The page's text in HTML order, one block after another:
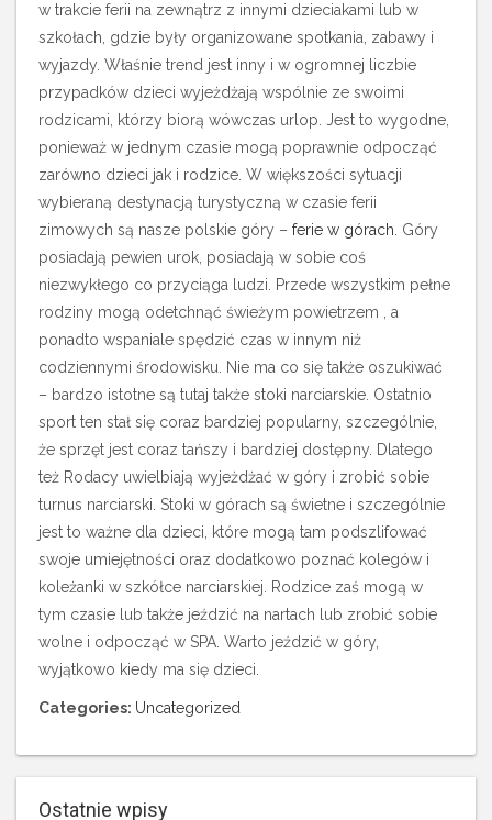
w trakcie ferii na zewnątrz z innymi dzieciakami lub w
szkołach, gdzie były organizowane spotkania, zabawy i
wyjazdy. Właśnie trend jest inny i w ogromnej liczbie
przypadków dzieci wyjeżdżają wspólnie ze swoimi
rodzicami, którzy biorą wówczas urlop. Jest to wygodne,
ponieważ w jednym czasie mogą poprawnie odpocząć
zarówno dzieci jak i rodzice. W większości sytuacji
wybieraną destynacją turystyczną w czasie ferii
zimowych są nasze polskie góry – ferie w górach . Góry
posiadają pewien urok, posiadają w sobie coś
niezwykłego co przyciąga ludzi. Przede wszystkim pełne
rodziny mogą odetchnąć świeżym powietrzem , a
ponadto wspaniale spędzić czas w innym niż
codziennymi środowisku. Nie ma co się także oszukiwać
– bardzo istotne są tutaj także stoki narciarskie. Ostatnio
sport ten stał się coraz bardziej popularny, szczególnie,
że sprzęt jest coraz tańszy i bardziej dostępny. Dlatego
też Rodacy uwielbiają wyjeżdżać w góry i zrobić sobie
turnus narciarski. Stoki w górach są świetne i szczególnie
jest to ważne dla dzieci, które mogą tam podszlifować
swoje umiejętności oraz dodatkowo poznać kolegów i
koleżanki w szkółce narciarskiej. Rodzice zaś mogą w
tym czasie lub także jeździć na nartach lub zrobić sobie
wolne i odpocząć w SPA. Warto jeździć w góry,
wyjątkowo kiedy ma się dzieci.
Categories: Uncategorized
Ostatnie wpisy